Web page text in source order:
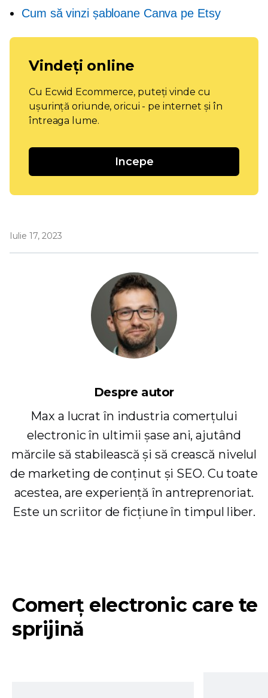
Cum să vinzi șabloane Canva pe Etsy
Vindeți online
Cu Ecwid Ecommerce, puteți vinde cu
ușurință oriunde, oricui - pe internet și în
întreaga lume.
Incepe
Iulie 17, 2023
Despre autor
Max a lucrat în industria comerțului
electronic în ultimii șase ani, ajutând
mărcile să stabilească și să crească nivelul
de marketing de conținut și SEO. Cu toate
acestea, are experiență în antreprenoriat.
Este un scriitor de ficțiune în timpul liber.
Comerț electronic care te
sprijină